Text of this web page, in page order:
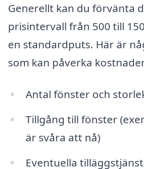
Generellt kan du förvänta
prisintervall från 500 till
en standardputs. Här är
som kan påverka
Antal fönster och
Tillgång till fönster
är svåra att nå)
Eventuella